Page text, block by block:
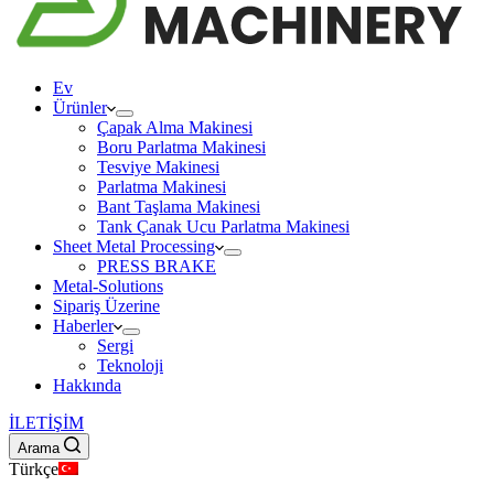
Ev
Ürünler
Çapak Alma Makinesi
Boru Parlatma Makinesi
Tesviye Makinesi
Parlatma Makinesi
Bant Taşlama Makinesi
Tank Çanak Ucu Parlatma Makinesi
Sheet Metal Processing
PRESS BRAKE
Metal-Solutions
Sipariş Üzerine
Haberler
Sergi
Teknoloji
Hakkında
İLETİŞİM
Arama
Türkçe